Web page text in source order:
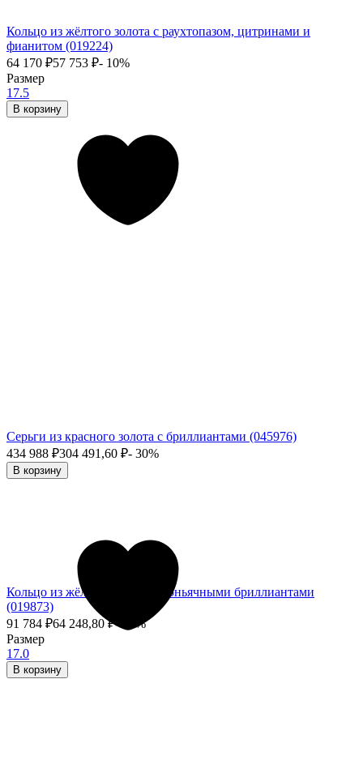
Кольцо из жёлтого золота с раухтопазом, цитринами и
фианитом (019224)
64 170 ₽57 753 ₽- 10%
Размер
17.5
В корзину
Серьги из красного золота с бриллиантами (045976)
434 988 ₽304 491,60 ₽- 30%
В корзину
Кольцо из жёлтого золота с коньячными бриллиантами
(019873)
91 784 ₽64 248,80₽- 30%
Размер
17.0
В корзину